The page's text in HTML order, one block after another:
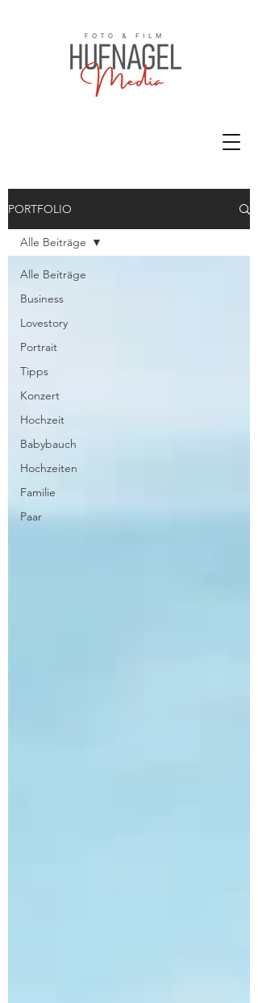
PORTFOLIO
Alle Beiträge
Business
Lovestory
Portrait
Tipps
Konzert
Hochzeit
Babybauch
Hochzeiten
Familie
Paar
Alle Beiträge